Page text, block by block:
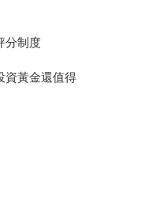
分制度
黃金還值得